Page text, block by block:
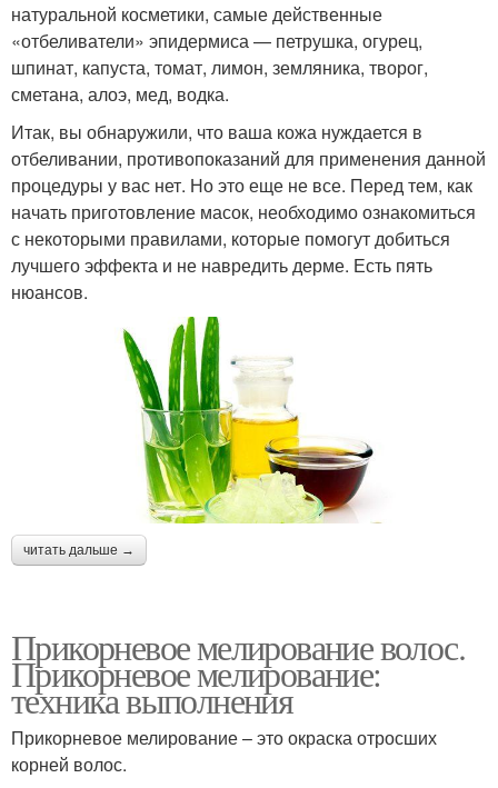
натуральной косметики, самые действенные
«отбеливатели» эпидермиса — петрушка, огурец,
шпинат, капуста, томат, лимон, земляника, творог,
сметана, алоэ, мед, водка.
Итак, вы обнаружили, что ваша кожа нуждается в
отбеливании, противопоказаний для применения данной
процедуры у вас нет. Но это еще не все. Перед тем, как
начать приготовление масок, необходимо ознакомиться
с некоторыми правилами, которые помогут добиться
лучшего эффекта и не навредить дерме. Есть пять
нюансов.
читать дальше →
Прикорневое мелирование волос.
Прикорневое мелирование:
техника выполнения
Прикорневое мелирование – это окраска отросших
корней волос.